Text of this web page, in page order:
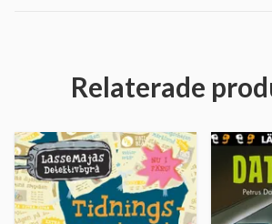
Relaterade